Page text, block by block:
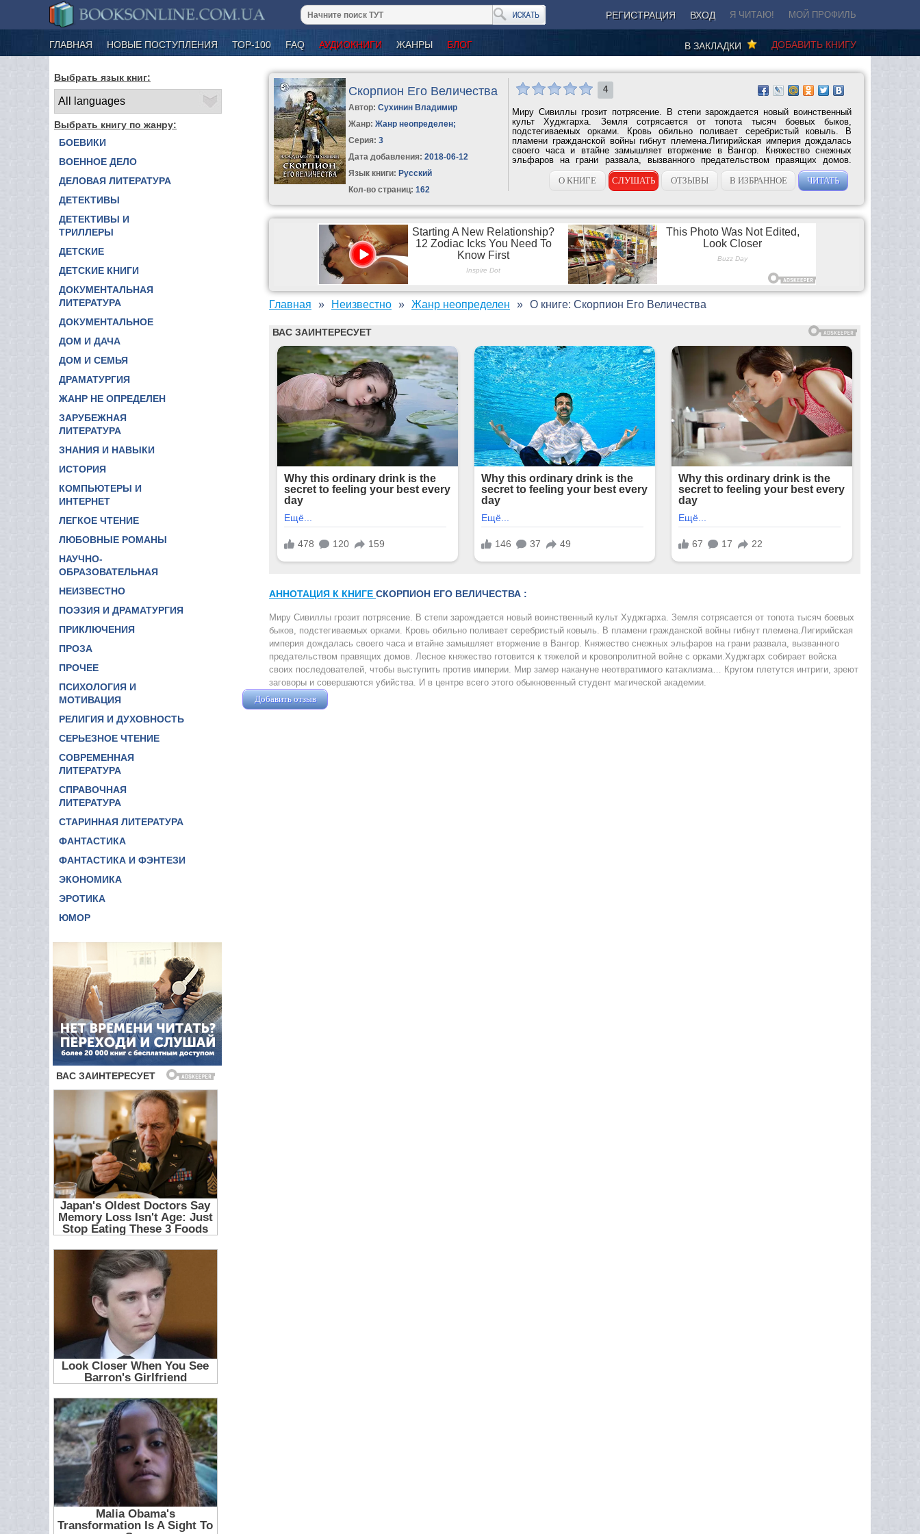
РЕГИСТРАЦИЯ ВХОД Я ЧИТАЮ! МОЙ ПРОФИЛЬ
ГЛАВНАЯ НОВЫЕ ПОСТУПЛЕНИЯ ТОР-100 FAQ АУДИОКНИГИ ЖАНРЫ БЛОГ ДОБАВИТЬ КНИГУ
В ЗАКЛАДКИ
Выбрать язык книг:
Выбрать книгу по жанру:
БОЕВИКИ
ВОЕННОЕ ДЕЛО
ДЕЛОВАЯ ЛИТЕРАТУРА
ДЕТЕКТИВЫ
ДЕТЕКТИВЫ И
ТРИЛЛЕРЫ
ДЕТСКИЕ
ДЕТСКИЕ КНИГИ
ДОКУМЕНТАЛЬНАЯ
ЛИТЕРАТУРА
ДОКУМЕНТАЛЬНОЕ
ДОМ И ДАЧА
ДОМ И СЕМЬЯ
ДРАМАТУРГИЯ
ЖАНР НЕ ОПРЕДЕЛЕН
ЗАРУБЕЖНАЯ
ЛИТЕРАТУРА
ЗНАНИЯ И НАВЫКИ
ИСТОРИЯ
КОМПЬЮТЕРЫ И
ИНТЕРНЕТ
ЛЕГКОЕ ЧТЕНИЕ
ЛЮБОВНЫЕ РОМАНЫ
НАУЧНО-
ОБРАЗОВАТЕЛЬНАЯ
НЕИЗВЕСТНО
ПОЭЗИЯ И ДРАМАТУРГИЯ
ПРИКЛЮЧЕНИЯ
ПРОЗА
ПРОЧЕЕ
ПСИХОЛОГИЯ И
МОТИВАЦИЯ
РЕЛИГИЯ И ДУХОВНОСТЬ
СЕРЬЕЗНОЕ ЧТЕНИЕ
СОВРЕМЕННАЯ
ЛИТЕРАТУРА
СПРАВОЧНАЯ
ЛИТЕРАТУРА
СТАРИННАЯ ЛИТЕРАТУРА
ФАНТАСТИКА
ФАНТАСТИКА И ФЭНТЕЗИ
ЭКОНОМИКА
ЭРОТИКА
ЮМОР
Скорпион Его Величества
Автор:Сухинин Владимир
Жанр: Жанр неопределен;
Серия:3
Дата добавления: 2018-06-12
Язык книги: Русский
Кол-во страниц: 162
4
Миру Сивиллы грозит потрясение. В степи зарождается новый воинственный
культ Худжгарха. Земля сотрясается от топота тысяч боевых быков,
подстегиваемых орками. Кровь обильно поливает серебристый ковыль. В
пламени гражданской войны гибнут племена.Лигирийская империя дождалась
своего часа и втайне замышляет вторжение в Вангор. Княжество снежных
эльфаров на грани развала, вызванного предательством правящих домов.
Лесное княжество...
О КНИГЕ
СЛУШАТЬ ОТЗЫВЫ В ИЗБРАННОЕ ЧИТАТЬ
Главная Неизвестно Жанр неопределен О книге: Скорпион Его Величества
АННОТАЦИЯ К КНИГЕ СКОРПИОН ЕГО ВЕЛИЧЕСТВА :
Миру Сивиллы грозит потрясение. В степи зарождается новый воинственный культ Худжгарха. Земля сотрясается от топота тысяч боевых
быков, подстегиваемых орками. Кровь обильно поливает серебристый ковыль. В пламени гражданской войны гибнут племена.Лигирийская
империя дождалась своего часа и втайне замышляет вторжение в Вангор. Княжество снежных эльфаров на грани развала, вызванного
предательством правящих домов. Лесное княжество готовится к тяжелой и кровопролитной войне с орками.Худжгарх собирает войска
своих последователей, чтобы выступить против империи. Мир замер накануне неотвратимого катаклизма… Кругом плетутся интриги, зреют
заговоры и совершаются убийства. И в центре всего этого обыкновенный студент магической академии.
Добавить отзыв